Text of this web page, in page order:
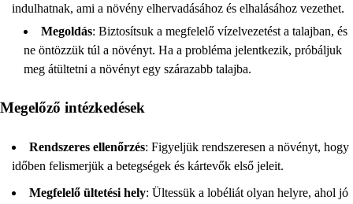
indulhatnak, ami a növény elhervadásához és elhalásához vezethet.
Megoldás: Biztosítsuk a megfelelő vízelvezetést a talajban, és
ne öntözzük túl a növényt. Ha a probléma jelentkezik, próbáljuk
meg átültetni a növényt egy szárazabb talajba.
Megelőző intézkedések
Rendszeres ellenőrzés: Figyeljük rendszeresen a növényt, hogy
időben felismerjük a betegségek és kártevők első jeleit.
Megfelelő ültetési hely: Ültessük a lobéliát olyan helyre, ahol jó